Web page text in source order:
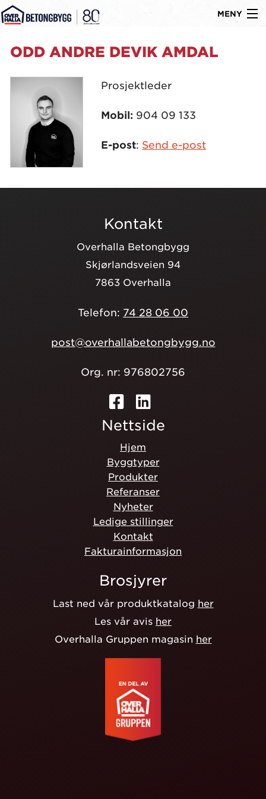
MENY
Referanser
Nyheter
Ledige stillinger
ODD ANDRE DEVIK AMDAL
Prosjektleder
Mobil: 904 09 133
E-post: Send e-post
Kontakt
Overhalla Betongbygg
Skjørlandsveien 94
7863 Overhalla
Telefon: 74 28 06 00
post@overhallabetongbygg.no
Org. nr: 976802756
Nettside
Hjem
Byggtyper
Produkter
Referanser
Nyheter
Ledige stillinger
Kontakt
Fakturainformasjon
Brosjyrer
Last ned vår produktkatalog her
Les vår avis her
Overhalla Gruppen magasin her